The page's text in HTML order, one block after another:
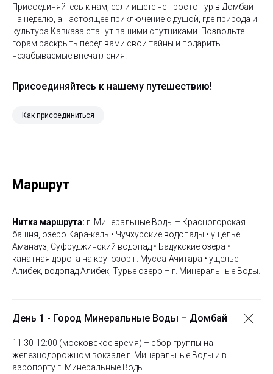
Присоединяйтесь к нам, если ищете не просто тур в Домбай
на неделю, а настоящее приключение с душой, где природа и
культура Кавказа станут вашими спутниками. Позвольте
горам раскрыть перед вами свои тайны и подарить
незабываемые впечатления.
Присоединяйтесь к нашему путешествию!
Как присоединиться
Маршрут
Нитка маршрута: г. Минеральные Воды – Красногорская
башня, озеро Кара-кель • Чучхурские водопады • ущелье
Аманауз, Суфруджинский водопад • Бадукские озера •
канатная дорога на кругозор г. Мусса-Ачитара • ущелье
Алибек, водопад Алибек, Турье озеро – г. Минеральные Воды.
День 1 - Город Минеральные Воды – Домбай
11:30-12:00 (московское время) – сбор группы на
железнодорожном вокзале г. Минеральные Воды и в
аэропорту г. Минеральные Воды.